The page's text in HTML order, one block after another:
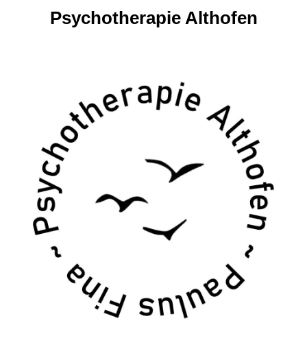
Psychotherapie Althofen